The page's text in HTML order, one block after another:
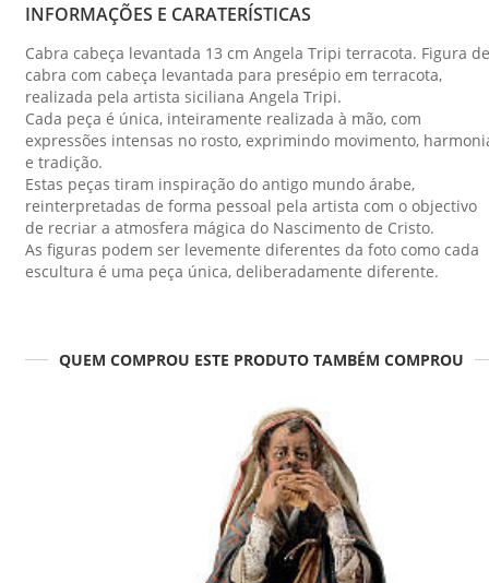
INFORMAÇÕES E CARATERÍSTICAS
Cabra cabeça levantada 13 cm Angela Tripi terracota. Figura de
cabra com cabeça levantada para presépio em terracota,
realizada pela artista siciliana Angela Tripi.
Cada peça é única, inteiramente realizada à mão, com
expressões intensas no rosto, exprimindo movimento,
e tradição.
Estas peças tiram inspiração do antigo mundo árabe,
reinterpretadas de forma pessoal pela artista com o objectivo
de recriar a atmosfera mágica do Nascimento de Cristo.
As figuras podem ser levemente diferentes da foto como cada
escultura é uma peça única, deliberadamente diferente.
QUEM COMPROU ESTE PRODUTO TAMBÉM COMPROU